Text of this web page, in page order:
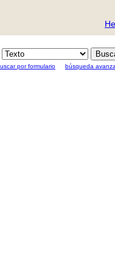
por formulario búsqueda